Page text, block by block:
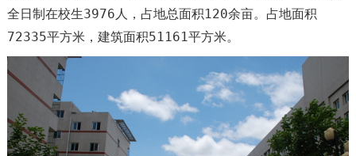
全日制在校生3976人，占地总面积120余亩。占地面积
72335平方米，建筑面积51161平方米。